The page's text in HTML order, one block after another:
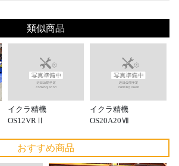
類似商品
イクラ精機
OS12VRⅡ
イクラ精機
OS20A20Ⅶ
おすすめ商品